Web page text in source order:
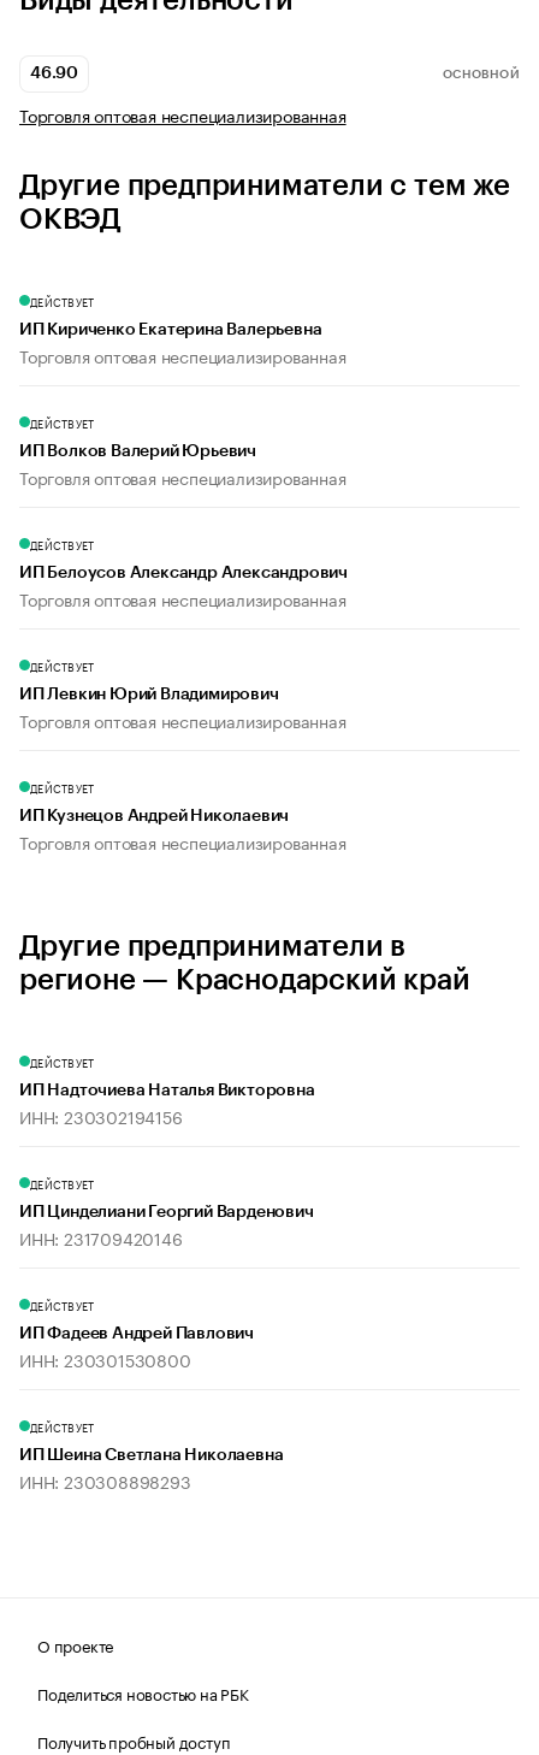
46.90 ОСНОВНОЙ
Торговля оптовая неспециализированная
Другие предприниматели с тем же
ОКВЭД
ДЕЙСТВУЕТ
ИП Кириченко Екатерина Валерьевна
Торговля оптовая неспециализированная
ДЕЙСТВУЕТ
ИП Волков Валерий Юрьевич
Торговля оптовая неспециализированная
ДЕЙСТВУЕТ
ИП Белоусов Александр Александрович
Торговля оптовая неспециализированная
ДЕЙСТВУЕТ
ИП Левкин Юрий Владимирович
Торговля оптовая неспециализированная
ДЕЙСТВУЕТ
ИП Кузнецов Андрей Николаевич
Торговля оптовая неспециализированная
Другие предприниматели в
регионе — Краснодарский край
ДЕЙСТВУЕТ
ИП Надточиева Наталья Викторовна
ИНН: 230302194156
ДЕЙСТВУЕТ
ИП Цинделиани Георгий Варденович
ИНН: 231709420146
ДЕЙСТВУЕТ
ИП Фадеев Андрей Павлович
ИНН: 230301530800
ДЕЙСТВУЕТ
ИП Шеина Светлана Николаевна
ИНН: 230308898293
О проекте
Поделиться новостью на РБК
Получить пробный доступ